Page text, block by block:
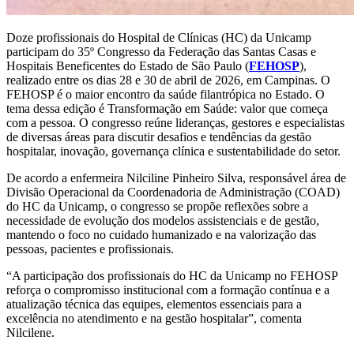
Doze profissionais do Hospital de Clínicas (HC) da Unicamp
participam do 35º Congresso da Federação das Santas Casas e
Hospitais Beneficentes do Estado de São Paulo (FEHOSP),
realizado entre os dias 28 e 30 de abril de 2026, em Campinas. O
FEHOSP é o maior encontro da saúde filantrópica no Estado. O
tema dessa edição é Transformação em Saúde: valor que começa
com a pessoa. O congresso reúne lideranças, gestores e especialistas
de diversas áreas para discutir desafios e tendências da gestão
hospitalar, inovação, governança clínica e sustentabilidade do setor.
De acordo a enfermeira Nilciline Pinheiro Silva, responsável área de
Divisão Operacional da Coordenadoria de Administração (COAD)
do HC da Unicamp, o congresso se propõe reflexões sobre a
necessidade de evolução dos modelos assistenciais e de gestão,
mantendo o foco no cuidado humanizado e na valorização das
pessoas, pacientes e profissionais.
“A participação dos profissionais do HC da Unicamp no FEHOSP
reforça o compromisso institucional com a formação contínua e a
atualização técnica das equipes, elementos essenciais para a
excelência no atendimento e na gestão hospitalar”, comenta
Nilcilene.